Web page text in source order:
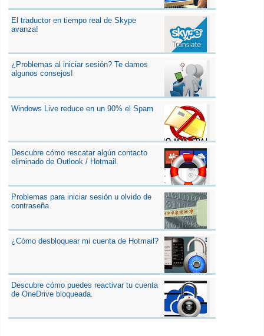
El traductor en tiempo real de Skype
avanza!
¿Problemas al iniciar sesión? Te damos
algunos consejos!
Windows Live reduce en un 90% el Spam
Descubre cómo rescatar algún contacto
eliminado de Outlook / Hotmail.
Problemas para iniciar sesión u olvido de
contraseña
¿Cómo desbloquear mi cuenta de Hotmail?
Descubre cómo puedes reactivar tu cuenta
de OneDrive bloqueada.